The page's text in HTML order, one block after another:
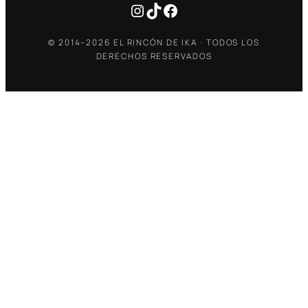
Instagram
TikTokFacebook
© 2014–2026 EL RINCÓN DE IKA · TODOS LOS
DERECHOS RESERVADOS